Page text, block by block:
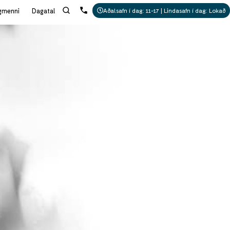
Dagatal Aðalsafn í dag: 11-17 | Lindasafn í dag: Lokað